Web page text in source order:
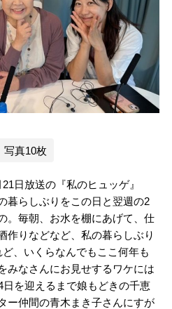
写真10枚
日放送の『私のヒュッゲ』
暮らしぶりをこの日と翌週の2
。毎朝、お水を棚にあげて、仕
作りなどなど、私の暮らしぶり
、いくらなんでもここ何年も
みなさんにお見せするワケには
を迎えるまで娘もどきの千恵
ー仲間の青木まき子さんにすが